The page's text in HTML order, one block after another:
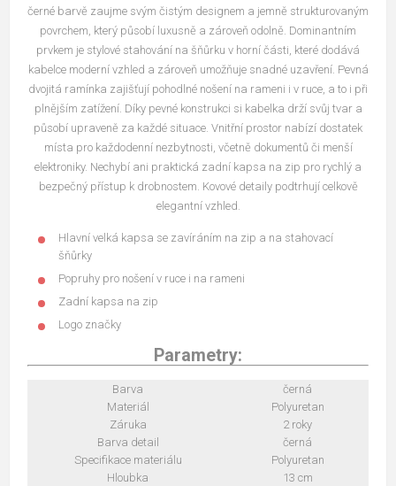
černé barvě zaujme svým čistým designem a jemně strukturovaným
povrchem, který působí luxusně a zároveň odolně. Dominantním
prvkem je stylové stahování na šňůrku v horní části, které dodává
kabelce moderní vzhled a zároveň umožňuje snadné uzavření. Pevná
dvojitá ramínka zajišťují pohodlné nošení na rameni i v ruce, a to i při
plnějším zatížení. Díky pevné konstrukci si kabelka drží svůj tvar a
působí upraveně za každé situace. Vnitřní prostor nabízí dostatek
místa pro každodenní nezbytnosti, včetně dokumentů či menší
elektroniky. Nechybí ani praktická zadní kapsa na zip pro rychlý a
bezpečný přístup k drobnostem. Kovové detaily podtrhují celkově
elegantní vzhled.
Hlavní velká kapsa se zavíráním na zip a na stahovací
šňůrky
Popruhy pro nošení v ruce i na rameni
Zadní kapsa na zip
Logo značky
Parametry:
Barva
černá
Materiál
Polyuretan
Záruka
2 roky
Barva detail
černá
Specifikace materiálu
Polyuretan
Hloubka
13 cm